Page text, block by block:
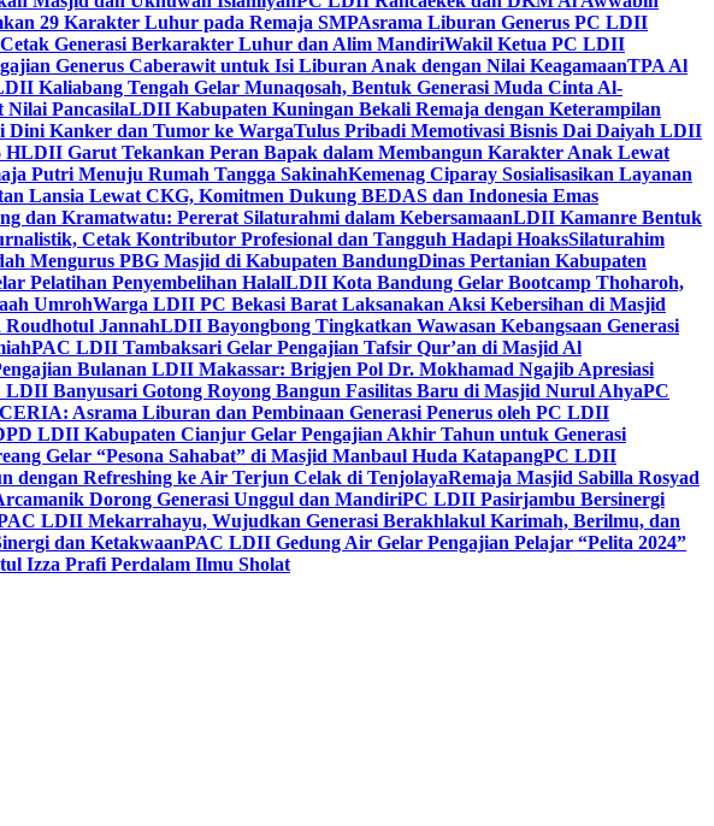
29 Karakter Luhur pada Remaja SMPAsrama Liburan Generus PC LDII
Generasi Berkarakter Luhur dan Alim MandiriWakil Ketua PC LDII
Generus Caberawit untuk Isi Liburan Anak dengan Nilai KeagamaanTPA Al
Kaliabang Tengah Gelar Munaqosah, Bentuk Generasi Muda Cinta Al-
PancasilaLDII Kabupaten Kuningan Bekali Remaja dengan Keterampilan
Dini Kanker dan Tumor ke WargaTulus Pribadi Memotivasi Bisnis Dai Daiyah LDII
HLDII Garut Tekankan Peran Bapak dalam Membangun Karakter Anak Lewat
Putri Menuju Rumah Tangga SakinahKemenag Ciparay Sosialisasikan Layanan
Lansia Lewat CKG, Komitmen Dukung BEDAS dan Indonesia Emas
dan Kramatwatu: Pererat Silaturahmi dalam KebersamaanLDII Kamanre Bentuk
Cetak Kontributor Profesional dan Tangguh Hadapi HoaksSilaturahim
Mengurus PBG Masjid di Kabupaten BandungDinas Pertanian Kabupaten
Pelatihan Penyembelihan HalalLDII Kota Bandung Gelar Bootcamp Thoharoh,
UmrohWarga LDII PC Bekasi Barat Laksanakan Aksi Kebersihan di Masjid
Roudhotul JannahLDII Bayongbong Tingkatkan Wawasan Kebangsaan Generasi
PAC LDII Tambaksari Gelar Pengajian Tafsir Qur’an di Masjid Al
Bulanan LDII Makassar: Brigjen Pol Dr. Mokhamad Ngajib Apresiasi
LDII Banyusari Gotong Royong Bangun Fasilitas Baru di Masjid Nurul AhyaPC
Asrama Liburan dan Pembinaan Generasi Penerus oleh PC LDII
LDII Kabupaten Cianjur Gelar Pengajian Akhir Tahun untuk Generasi
Gelar “Pesona Sahabat” di Masjid Manbaul Huda KatapangPC LDII
Refreshing ke Air Terjun Celak di TenjolayaRemaja Masjid Sabilla Rosyad
Dorong Generasi Unggul dan MandiriPC LDII Pasirjambu Bersinergi
LDII Mekarrahayu, Wujudkan Generasi Berakhlakul Karimah, Berilmu, dan
dan KetakwaanPAC LDII Gedung Air Gelar Pengajian Pelajar “Pelita 2024”
Izza Prafi Perdalam Ilmu Sholat